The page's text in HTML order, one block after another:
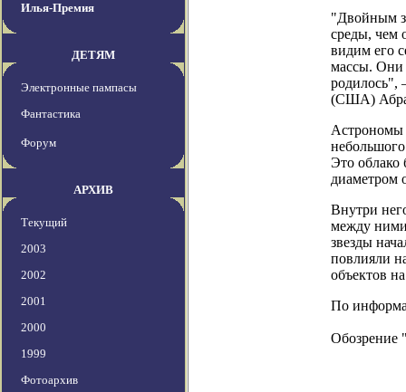
Илья-Премия
ДЕТЯМ
Электронные пампасы
Фантастика
Форум
АРХИВ
Текущий
2003
2002
2001
2000
1999
Фотоархив
"Двойным
среды, чем
видим его
массы. Они
родилось",
(США)
Астрономы
Это облако
диаметром
Внутри
между ними
звезды
повлияли
объектов
По
Обозрение